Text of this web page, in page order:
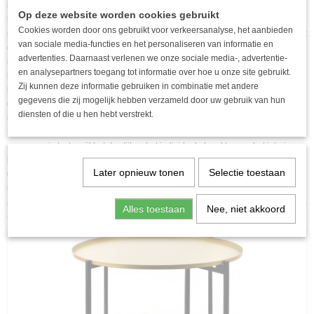
traditionele interieurs overeenkomen. Het spiegelframe kan worden versierd
met details zoals metalen accenten, gravures, vergulden of zilverplaten, die het
elegantie en verfijning geven. Mogelijke afwerkingen omvatten ook
minimalistische patronen of structurele materialen die het decoratieve karakter
benadrukken. Perfect voor de woonkamer, gang, slaapkamer of badkamer. Het
kan fungeren als een centrale muurdecoratie of een galerij met decoratieve
elementen aanvullen. De lichtgewicht constructie en het praktische
montagesysteem zorgen voor gemakkelijk hangen aan de muur. Daz
aan een ruimte, terwijl het de stijl en het individuele karakter van het interieur
benadrukt. De compacte maat en decoratieve details maken het een uniek
decoratief accent. Afmetingen: 34.5x34.5x3cm Gewicht: 610g diameter van de
spiegel: 18 cm
Op deze website worden cookies gebruikt
Cookies worden door ons gebruikt voor verkeersanalyse, het aanbieden
van sociale media-functies en het personaliseren van informatie en
advertenties. Daarnaast verlenen we onze sociale media-, advertentie-
en analysepartners toegang tot informatie over hoe u onze site gebruikt.
Zij kunnen deze informatie gebruiken in combinatie met andere
gegevens die zij mogelijk hebben verzameld door uw gebruik van hun
diensten of die u hen hebt verstrekt.
Later opnieuw tonen Selectie toestaan
Alles toestaan Nee, niet akkoord